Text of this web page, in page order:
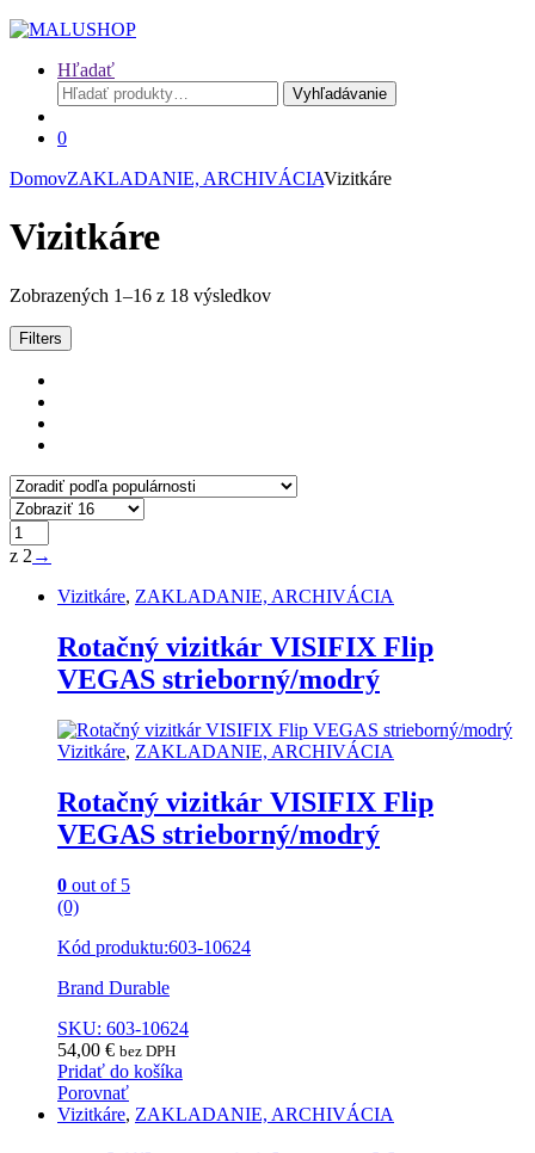
Hľadať
Hľadať:
Vyhľadávanie
0
DomovZAKLADANIE, ARCHIVÁCIAVizitkáre
Vizitkáre
Zobrazených 1–16 z 18 výsledkovZoradené
Filters
z 2 →
Vizitkáre, ZAKLADANIE, ARCHIVÁCIA
Rotačný vizitkár VISIFIX Flip
VEGAS strieborný/modrý
Vizitkáre, ZAKLADANIE, ARCHIVÁCIA
Rotačný vizitkár VISIFIX Flip
VEGAS strieborný/modrý
0 out of 5
(0)
Kód produktu:603-10624
Brand Durable
SKU: 603-10624
54,00 € bez DPH
Pridať do košíka
Porovnať
Vizitkáre, ZAKLADANIE, ARCHIVÁCIA